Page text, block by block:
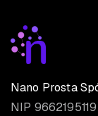
Nano Prosta
NIP 9662195119